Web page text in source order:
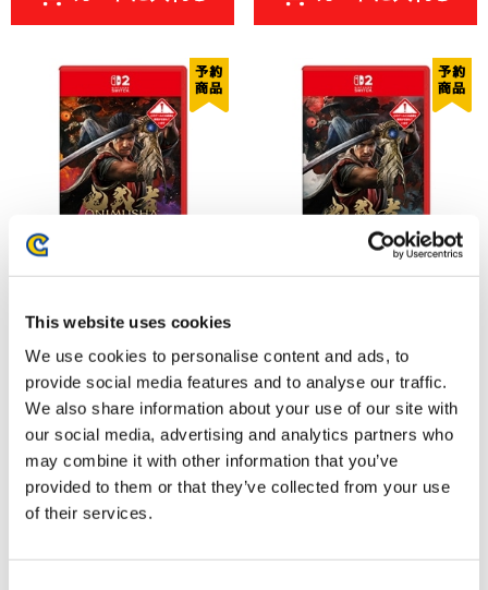
This website uses cookies
We use cookies to personalise content and ads, to
provide social media features and to analyse our traffic.
We also share information about your use of our site with
our social media, advertising and analytics partners who
may combine it with other information that you’ve
provided to them or that they’ve collected from your use
of their services.
Sword プレミアムデラックスエ
ディション
10,990円(税込) 8,990円